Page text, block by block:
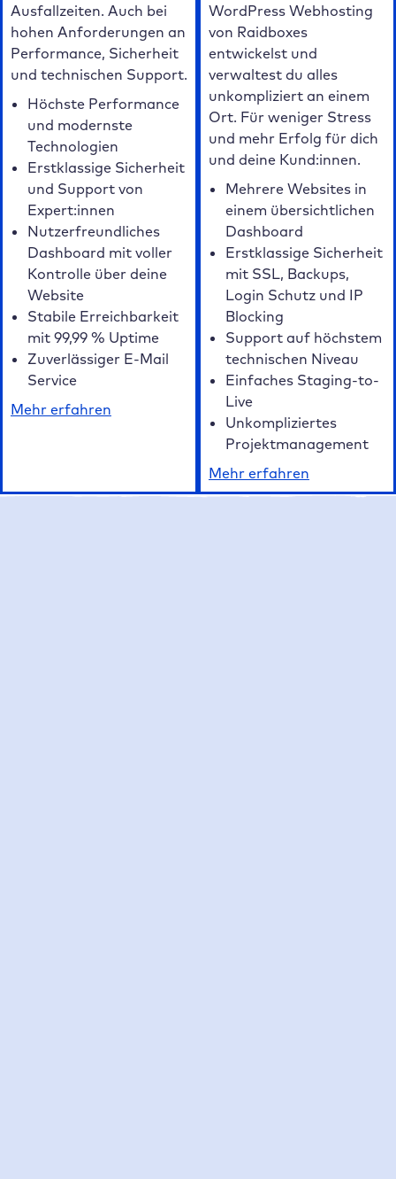
Ausfallzeiten. Auch bei
hohen Anforderungen an
Performance, Sicherheit
und technischen Support.
Höchste Performance
und modernste
Technologien
Erstklassige Sicherheit
und Support von
Expert:innen
Nutzerfreundliches
Dashboard mit voller
Kontrolle über deine
Website
Stabile Erreichbarkeit
mit 99,99 % Uptime
Zuverlässiger E-Mail
Service
Mehr erfahren
WordPress Webhosting
von Raidboxes
entwickelst und
verwaltest du alles
unkompliziert an einem
Ort. Für weniger Stress
und mehr Erfolg für dich
und deine Kund:innen.
Mehrere Websites in
einem übersichtlichen
Dashboard
Erstklassige Sicherheit
mit SSL, Backups,
Login Schutz und IP
Blocking
Support auf höchstem
technischen Niveau
Einfaches Staging-to-
Live
Unkompliziertes
Projektmanagement
Mehr erfahren